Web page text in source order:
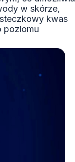
w skórze,
kwas
poziomu